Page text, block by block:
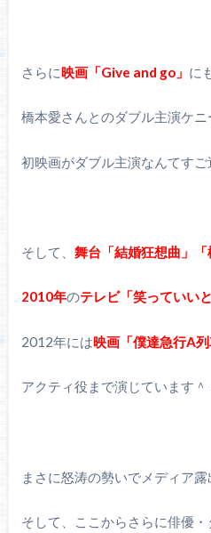
さらに映画「Give and go」 に
橋本愛さんとのダブル主演ケニ
初映画がダブル主演なんてすご
そして、 舞台「結婚狂想曲」「
2010年のテレビ「笑っていいと
2012年には映画「僕達急行A列
アクティ役まで演じています＾
まさに怒涛の勢いでメディア露
そして、ここからさらに俳優